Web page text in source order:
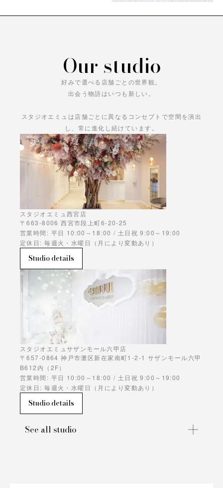
Our studio
好みで選べる店舗ごとの世界観。
出会う物語はいつも新しい。
スタジオエミュは店舗ごとに異なるコンセプトで空間を演出
し、常に進化し続けています。
あなただけの物語をお楽しみください。
スタジオエミュ西宮店
〒663-8006 西宮市段上町6-20-25
営業時間: 平日 10:00～18:00 / 土日祝 9:00～19:00
定休日: 毎週火・水曜日（月により変動あり）
Studio details
スタジオエミュサザンモール六甲店
〒657-0864 神戸市灘区新在家南町1-2-1 サザンモール六甲
B612内（2F）
営業時間: 平日 10:00～18:00 / 土日祝 9:00～19:00
定休日: 毎週火・水曜日（月により変動あり）
Studio details
See all studio